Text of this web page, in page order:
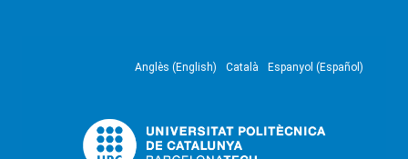
Anglès (English) Català Espanyol (Español)